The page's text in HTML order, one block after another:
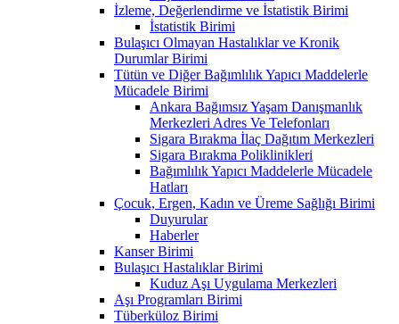
İzleme, Değerlendirme ve İstatistik Birimi
İstatistik Birimi
Bulaşıcı Olmayan Hastalıklar ve Kronik
Durumlar Birimi
Tütün ve Diğer Bağımlılık Yapıcı Maddelerle
Mücadele Birimi
Ankara Bağımsız Yaşam Danışmanlık
Merkezleri Adres Ve Telefonları
Sigara Bırakma İlaç Dağıtım Merkezleri
Sigara Bırakma Poliklinikleri
Bağımlılık Yapıcı Maddelerle Mücadele
Hatları
Çocuk, Ergen, Kadın ve Üreme Sağlığı Birimi
Duyurular
Haberler
Kanser Birimi
Bulaşıcı Hastalıklar Birimi
Kuduz Aşı Uygulama Merkezleri
Aşı Programları Birimi
Tüberküloz Birimi